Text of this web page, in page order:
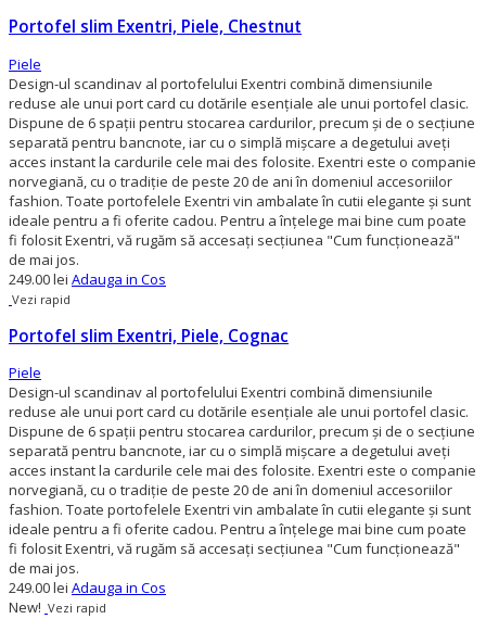
Portofel slim Exentri, Piele, Chestnut
Piele
Design-ul scandinav al portofelului Exentri combină dimensiunile
reduse ale unui port card cu dotările esențiale ale unui portofel clasic.
Dispune de 6 spații pentru stocarea cardurilor, precum și de o secțiune
separată pentru bancnote, iar cu o simplă mișcare a degetului aveți
acces instant la cardurile cele mai des folosite. Exentri este o companie
norvegiană, cu o tradiție de peste 20 de ani în domeniul accesoriilor
fashion. Toate portofelele Exentri vin ambalate în cutii elegante și sunt
ideale pentru a fi oferite cadou. Pentru a înțelege mai bine cum poate
fi folosit Exentri, vă rugăm să accesați secțiunea "Cum funcționează"
de mai jos.
249.00 lei Adauga in Cos
Vezi rapid
Portofel slim Exentri, Piele, Cognac
Piele
Design-ul scandinav al portofelului Exentri combină dimensiunile
reduse ale unui port card cu dotările esențiale ale unui portofel clasic.
Dispune de 6 spații pentru stocarea cardurilor, precum și de o secțiune
separată pentru bancnote, iar cu o simplă mișcare a degetului aveți
acces instant la cardurile cele mai des folosite. Exentri este o companie
norvegiană, cu o tradiție de peste 20 de ani în domeniul accesoriilor
fashion. Toate portofelele Exentri vin ambalate în cutii elegante și sunt
ideale pentru a fi oferite cadou. Pentru a înțelege mai bine cum poate
fi folosit Exentri, vă rugăm să accesați secțiunea "Cum funcționează"
de mai jos.
249.00 lei Adauga in Cos
New! Vezi rapid